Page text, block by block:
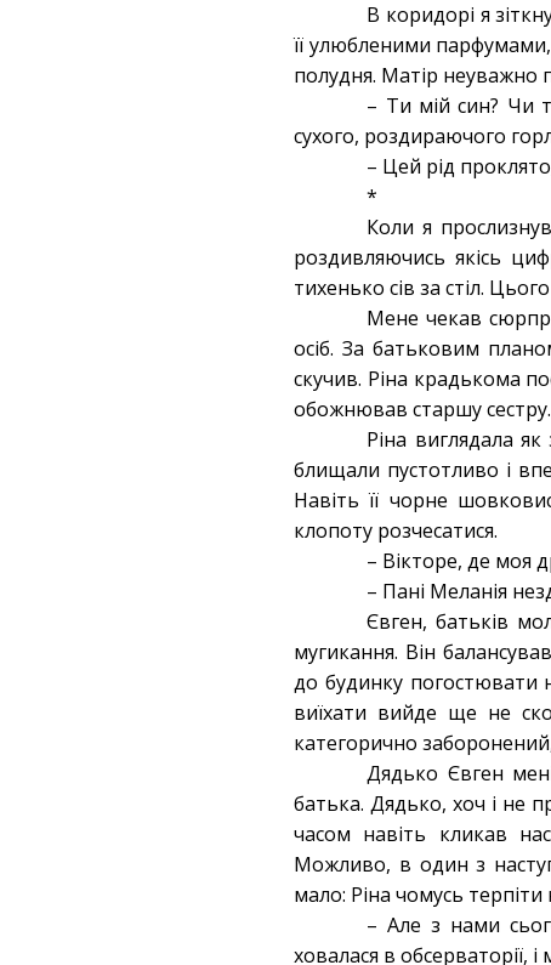
В коридорі я
її улюбленими
полудня. Матір неуважно
– Ти мій син? Чи
сухого, роздираючого
– Цей рід
*
Коли я
роздивляючись якісь
тихенько сів за стіл.
Мене чекав
осіб. За батьковим
скучив. Ріна крадькома
обожнював старшу сестру.
Ріна виглядала
блищали пустотливо і
Навіть її чорне
клопоту розчесатися.
– Вікторе, де моя
– Пані Меланія
Євген, батьків
мугикання. Він
до будинку погостювати
виїхати вийде ще не
категорично
Дядько Євген
батька. Дядько, хоч і не
часом навіть кликав
Можливо, в один з
мало: Ріна чомусь
– Але з нами
ховалася в обсерваторії,